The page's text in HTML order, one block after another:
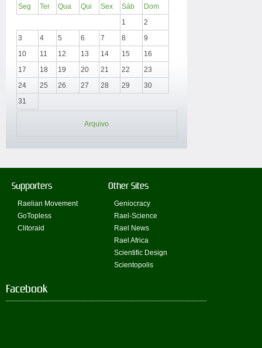
Seg Ter Qua Qui Sex Sáb
Dom
1
2
3
4 5 6 7 8
9
10
11 12 13 14 15
16
17
18 19 20 21 22
23
24
25 26 27 28 29
30
31
Arquivo
Supporters
Raelian Movement
GoTopless
Clitoraid
Other Sites
Geniocracy
Rael-Science
Rael News
Rael Africa
Scientific Design
Scientopolis
Facebook